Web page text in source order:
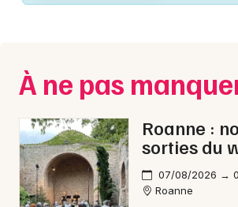
Foires & salons
Concerts
Sports
Soirées
Sorties famille
Nice
Paris
Strasbourg
Toulouse
À ne pas
Roanne :
sorties du
07/08/2026 →
Roanne